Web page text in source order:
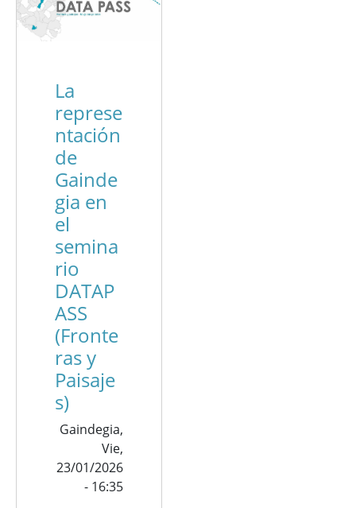
La
represe
ntación
de
Gainde
gia en
el
semina
rio
DATAP
ASS
(Fronte
ras y
Paisaje
s)
Gaindegia,
Vie,
23/01/2026
- 16:35